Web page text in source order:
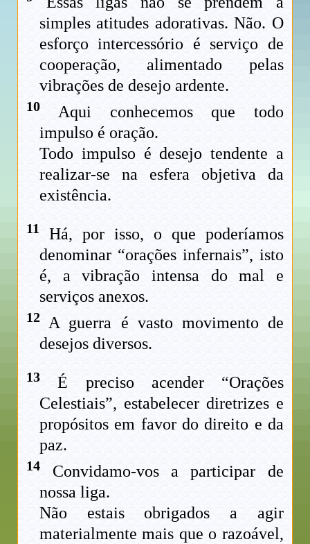
simples atitudes adorativas. Não. O
esforço intercessório é serviço de
cooperação, alimentado pelas
vibrações de desejo ardente.
10 Aqui conhecemos que todo
impulso é oração.
Todo impulso é desejo tendente a
realizar-se na esfera objetiva da
existência.
11
Há, por isso, o que poderíamos
denominar “orações infernais”, isto
é, a vibração intensa do mal e
serviços anexos.
12 A guerra é vasto movimento de
desejos diversos.
13 É preciso acender “Orações
Celestiais”, estabelecer diretrizes e
propósitos em favor do direito e da
paz.
14 Convidamo-vos a participar de
nossa liga.
Não estais obrigados a agir
materialmente mais que o razoável,